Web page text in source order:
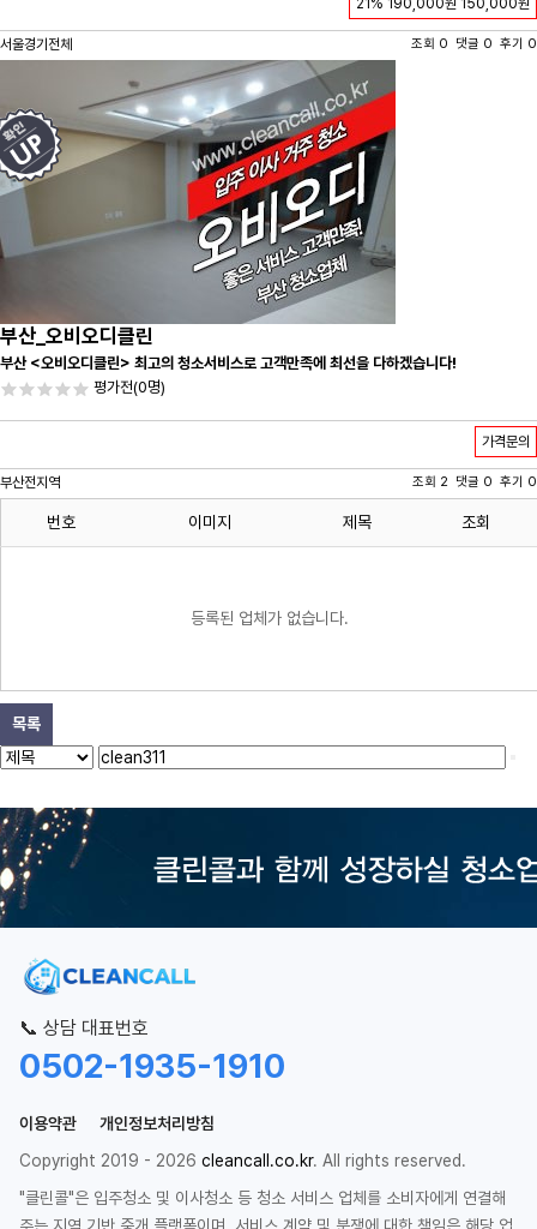
21% 190,000원 150,000원
서울경기전체 조회 0 댓글 0 후기 0
부산_오비오디클린
부산 <오비오디클린> 최고의 청소서비스로 고객만족에 최선을 다하겠습니다!
평가전(0명)
가격문의
부산전지역 조회 2 댓글 0 후기 0
번호 이미지 제목 조회
등록된 업체가 없습니다.
목록
📞 상담 대표번호
0502-1935-1910
이용약관
개인정보처리방침
Copyright 2019 - 2026 cleancall.co.kr. All rights reserved.
"클린콜"은 입주청소 및 이사청소 등 청소 서비스 업체를 소비자에게 연결해
주는 지역 기반 중개 플랫폼이며, 서비스 계약 및 분쟁에 대한 책임은 해당 업